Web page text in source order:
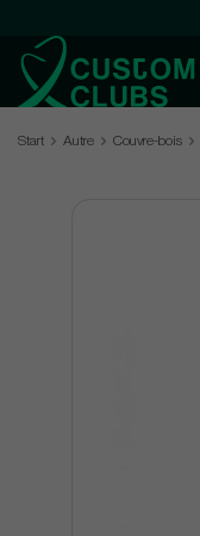
Start Autre Couvre-bois